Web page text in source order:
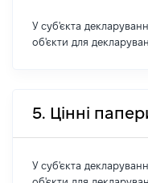
У суб'єкта
об'єкти для
5. Цінні
У суб'єкта